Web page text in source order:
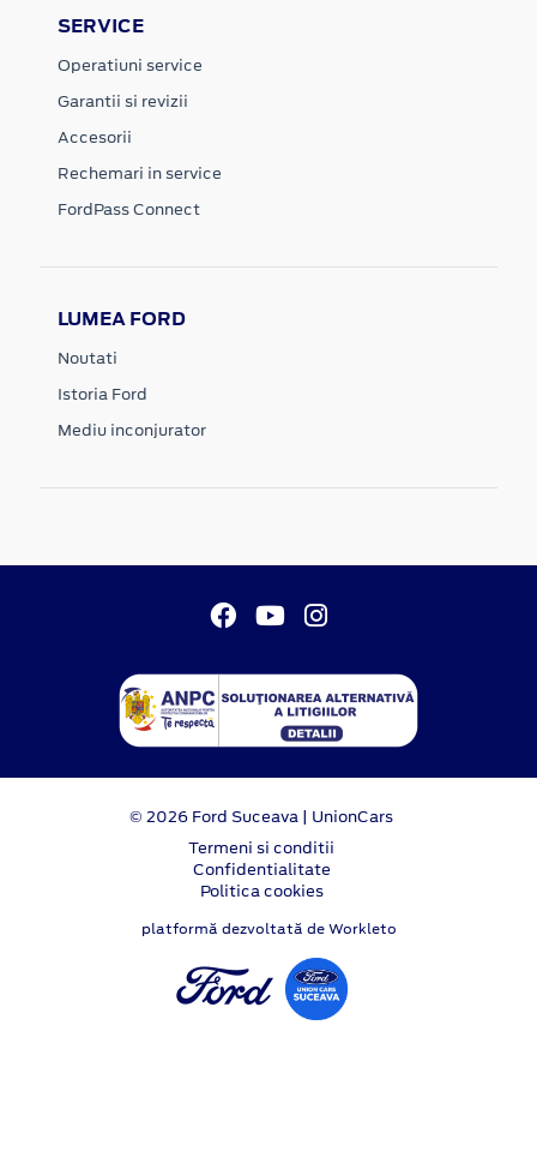
SERVICE
Operatiuni service
Garantii si revizii
Accesorii
Rechemari in service
FordPass Connect
LUMEA FORD
Noutati
Istoria Ford
Mediu inconjurator
© 2026 Ford Suceava | UnionCars
Termeni si conditii
Confidentialitate
Politica cookies
platformă dezvoltată de Workleto